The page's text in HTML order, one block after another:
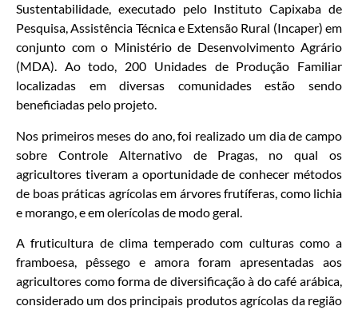
Sustentabilidade, executado pelo Instituto Capixaba de
Pesquisa, Assistência Técnica e Extensão Rural (Incaper) em
conjunto com o Ministério de Desenvolvimento Agrário
(MDA). Ao todo, 200 Unidades de Produção Familiar
localizadas em diversas comunidades estão sendo
beneficiadas pelo projeto.
Nos primeiros meses do ano, foi realizado um dia de campo
sobre Controle Alternativo de Pragas, no qual os
agricultores tiveram a oportunidade de conhecer métodos
de boas práticas agrícolas em árvores frutíferas, como lichia
e morango, e em olerícolas de modo geral.
A fruticultura de clima temperado com culturas como a
framboesa, pêssego e amora foram apresentadas aos
agricultores como forma de diversificação à do café arábica,
considerado um dos principais produtos agrícolas da região